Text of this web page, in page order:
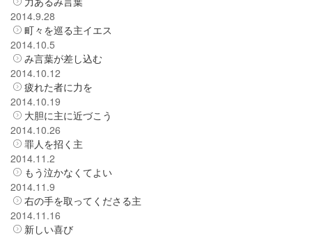
2014.9.28
町々を巡る主イエス
2014.10.5
み言葉が差し込む
2014.10.12
疲れた者に力を
2014.10.19
大胆に主に近づこう
2014.10.26
罪人を招く主
2014.11.2
もう泣かなくてよい
2014.11.9
右の手を取ってくださる主
2014.11.16
新しい喜び